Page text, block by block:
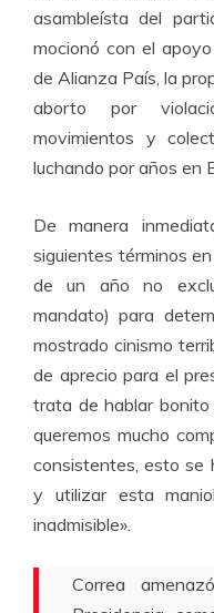
asambleísta del
mocionó con el
de Alianza País, la
aborto por
movimientos y
luchando por años en
De manera
siguientes términos
de un año no
mandato) para
mostrado cinismo
de aprecio para el
trata de hablar
queremos mucho
consistentes, esto se
y utilizar esta
inadmisible».
Correa